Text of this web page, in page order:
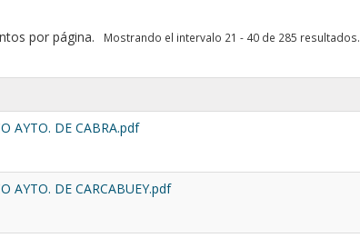
por página. Mostrando el intervalo 21 - 40 de 285 resultados.
AYTO. DE CABRA.pdf
AYTO. DE CARCABUEY.pdf